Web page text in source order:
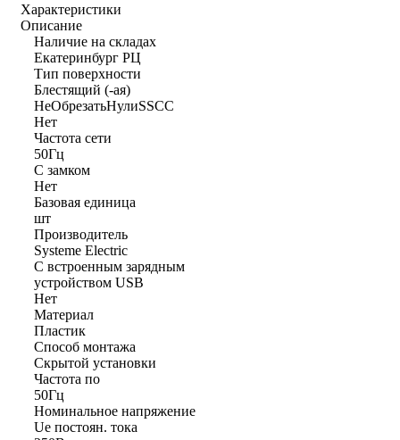
Характеристики
Описание
Наличие на складах
Екатеринбург РЦ
Тип поверхности
Блестящий (-ая)
НеОбрезатьНулиSSCC
Нет
Частота сети
50Гц
С замком
Нет
Базовая единица
шт
Производитель
Systeme Electric
С встроенным зарядным
устройством USB
Нет
Материал
Пластик
Способ монтажа
Скрытой установки
Частота по
50Гц
Номинальное напряжение
Ue постоян. тока